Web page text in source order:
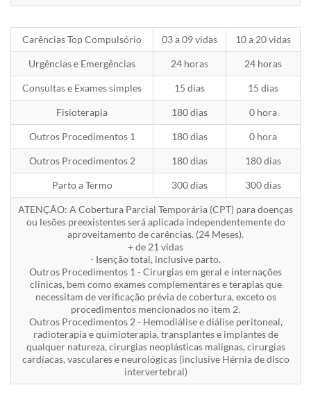
Carências Top Compulsório 03 a 09 vidas 10 a 20 vidas
Urgências e Emergências 24 horas 24 horas
Consultas e Exames simples 15 dias 15 dias
Fisioterapia 180 dias 0 hora
Outros Procedimentos 1 180 dias 0 hora
Outros Procedimentos 2 180 dias 180 dias
Parto a Termo 300 dias 300 dias
ATENÇÃO: A Cobertura Parcial Temporária (CPT) para doenças
ou lesões preexistentes será aplicada independentemente do
aproveitamento de carências. (24 Meses).
+ de 21 vidas
- Isenção total, inclusive parto.
Outros Procedimentos 1 - Cirurgias em geral e internações
clinicas, bem como exames complementares e terapias que
necessitam de verificação prévia de cobertura, exceto os
procedimentos mencionados no item 2.
Outros Procedimentos 2 - Hemodiálise e diálise peritoneal,
radioterapia e quimioterapia, transplantes e implantes de
qualquer natureza, cirurgias neoplásticas malignas, cirurgias
cardíacas, vasculares e neurológicas (inclusive Hérnia de disco
intervertebral)